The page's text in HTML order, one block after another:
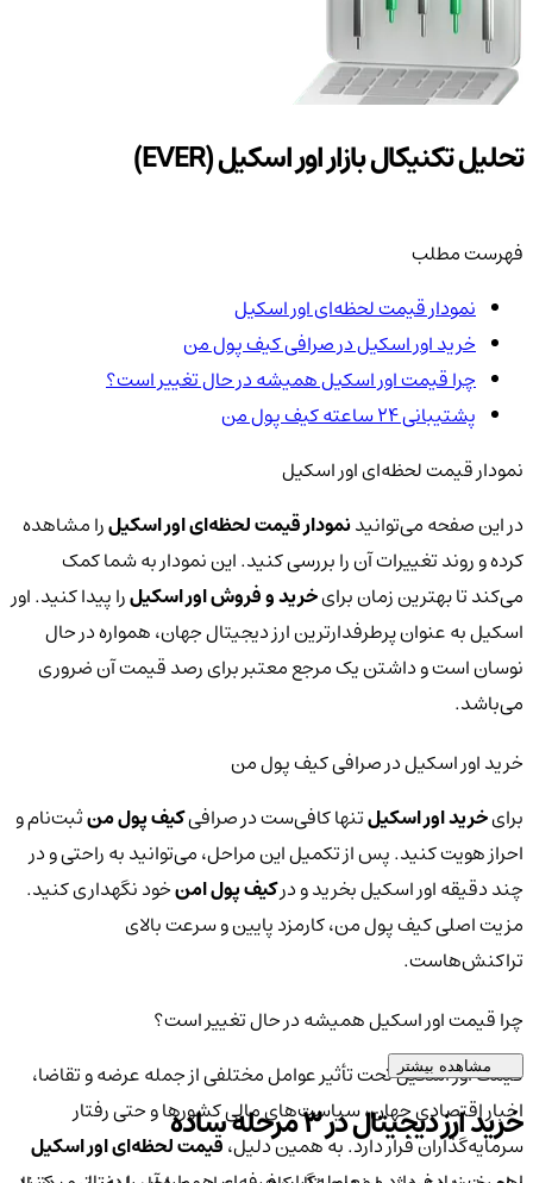
تحلیل تکنیکال بازار اور اسکیل (EVER)
فهرست مطلب
نمودار قیمت لحظه‌ای اور اسکیل
خرید اور اسکیل در صرافی کیف پول من
چرا قیمت اور اسکیل همیشه در حال تغییر است؟
پشتیبانی ۲۴ ساعته کیف پول من
نمودار قیمت لحظه‌ای اور اسکیل
در این صفحه می‌توانیدنمودار قیمت لحظه‌ای اور اسکیلرا مشاهده
کرده و روند تغییرات آن را بررسی کنید. این نمودار به شما کمک
می‌کند تا بهترین زمان برایخرید و فروش اور اسکیلرا پیدا کنید. اور
اسکیل به عنوان پرطرفدارترین ارز دیجیتال جهان، همواره در حال
نوسان است و داشتن یک مرجع معتبر برای رصد قیمت آن ضروری
می‌باشد.
خرید اور اسکیل در صرافی کیف پول من
برایخرید اور اسکیلتنها کافی‌ست در صرافیکیف پول منثبت‌نام و
احراز هویت کنید. پس از تکمیل این مراحل، می‌توانید به راحتی و در
چند دقیقه اور اسکیل بخرید و درکیف پول امنخود نگهداری کنید.
مزیت اصلی کیف پول من، کارمزد پایین و سرعت بالای
تراکنش‌هاست.
چرا قیمت اور اسکیل همیشه در حال تغییر است؟
قیمت اور اسکیل تحت تأثیر عوامل مختلفی از جمله عرضه و تقاضا،
اخبار اقتصادی جهان، سیاست‌های مالی کشورها و حتی رفتار
سرمایه‌گذاران قرار دارد. به همین دلیل،قیمت لحظه‌ای اور اسکیل
مشاهده بیشتر
خرید ارز دیجیتال در 3 مرحله ساده